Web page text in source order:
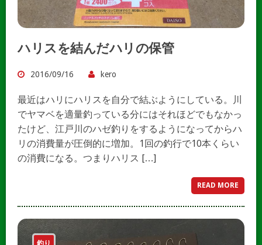
ハリスを結んだハリの保管
2016/09/16 kero
最近はハリにハリスを自分で結ぶようにしている。川
でヤマベを適量釣っている分にはそれほどでもなかっ
たけど、江戸川のハゼ釣りをするようになってからハ
リの消費量が圧倒的に増加。1回の釣行で10本くらい
の消費になる。つまりハリス […]
READ MORE